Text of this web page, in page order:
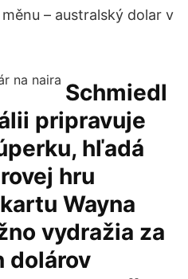
– australský dolar v
Schmiedl
pripravuje
hľadá
hru
Wayna
vydražia za
dolárov